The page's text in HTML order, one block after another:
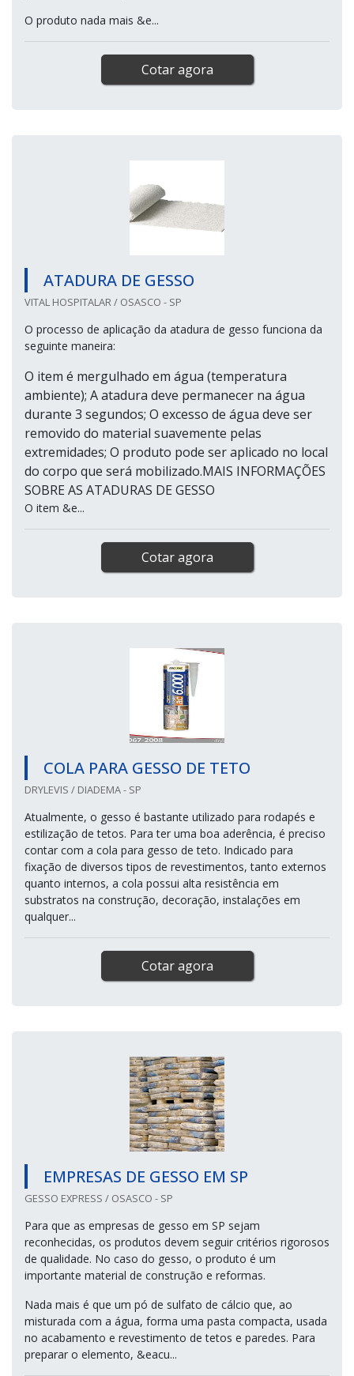
O produto nada mais &e...
Cotar agora
ATADURA DE GESSO
VITAL HOSPITALAR / OSASCO - SP
O processo de aplicação da atadura de gesso funciona da
seguinte maneira:
O item é mergulhado em água (temperatura
ambiente); A atadura deve permanecer na água
durante 3 segundos; O excesso de água deve ser
removido do material suavemente pelas
extremidades; O produto pode ser aplicado no local
do corpo que será mobilizado.MAIS INFORMAÇÕES
SOBRE AS ATADURAS DE GESSO
O item &e...
Cotar agora
COLA PARA GESSO DE TETO
DRYLEVIS / DIADEMA - SP
Atualmente, o gesso é bastante utilizado para rodapés e
estilização de tetos. Para ter uma boa aderência, é preciso
contar com a cola para gesso de teto. Indicado para
fixação de diversos tipos de revestimentos, tanto externos
quanto internos, a cola possui alta resistência em
substratos na construção, decoração, instalações em
qualquer...
Cotar agora
EMPRESAS DE GESSO EM SP
GESSO EXPRESS / OSASCO - SP
Para que as empresas de gesso em SP sejam
reconhecidas, os produtos devem seguir critérios rigorosos
de qualidade. No caso do gesso, o produto é um
importante material de construção e reformas.
Nada mais é que um pó de sulfato de cálcio que, ao
misturada com a água, forma uma pasta compacta, usada
no acabamento e revestimento de tetos e paredes. Para
preparar o elemento, &eacu...